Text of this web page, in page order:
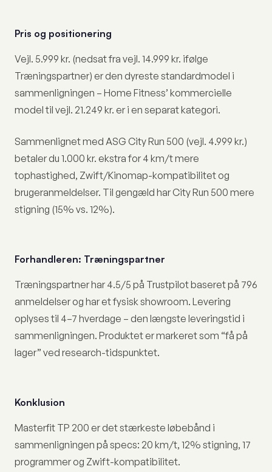
Pris og positionering
Vejl. 5.999 kr. (nedsat fra vejl. 14.999 kr. ifølge
Træningspartner) er den dyreste standardmodel i
sammenligningen – Home Fitness’ kommercielle
model til vejl. 21.249 kr. er i en separat kategori.
Sammenlignet med ASG City Run 500 (vejl. 4.999 kr.)
betaler du 1.000 kr. ekstra for 4 km/t mere
tophastighed, Zwift/Kinomap-kompatibilitet og
brugeranmeldelser. Til gengæld har City Run 500 mere
stigning (15% vs. 12%).
Forhandleren: Træningspartner
Træningspartner har 4.5/5 på Trustpilot baseret på 796
anmeldelser og har et fysisk showroom. Levering
oplyses til 4–7 hverdage – den længste leveringstid i
sammenligningen. Produktet er markeret som “få på
lager” ved research-tidspunktet.
Konklusion
Masterfit TP 200 er det stærkeste løbebånd i
sammenligningen på specs: 20 km/t, 12% stigning, 17
programmer og Zwift-kompatibilitet.